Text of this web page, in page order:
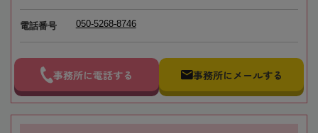
電話番号 050-5268-8746
事務所に電話する 事務所にメールする